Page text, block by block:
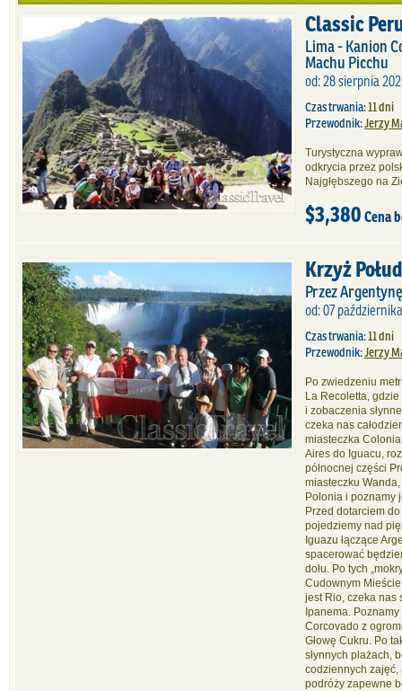
Classic
Lima - Kanion
Machu Picchu
od: 28 sierpnia
Czas trwania:11 dni
Przewodnik:Jerzy
Turystyczna
odkrycia przez
Najgłębszego na
$3,380 Cena
Krzyż
Przez
od: 07
Czas trwania:11 dni
Przewodnik:Jerzy
Po zwiedzeniu
La Recoletta,
i zobaczenia
czeka nas
miasteczka
Aires do Iguacu,
północnej części
miasteczku
Polonia i poznamy
Przed dotarciem
pojedziemy nad
Iguazu łączące
spacerować
dołu. Po tych
Cudownym
jest Rio, czeka nas
Ipanema.
Corcovado z
Głowę Cukru. Po
słynnych plażach,
codziennych
podróży zapewne